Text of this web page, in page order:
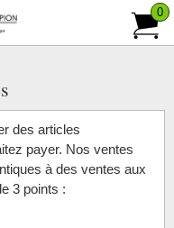
0
des articles
payer. Nos ventes
à des ventes aux
3 points :
Europe
Îles
Chine
France
S.A.